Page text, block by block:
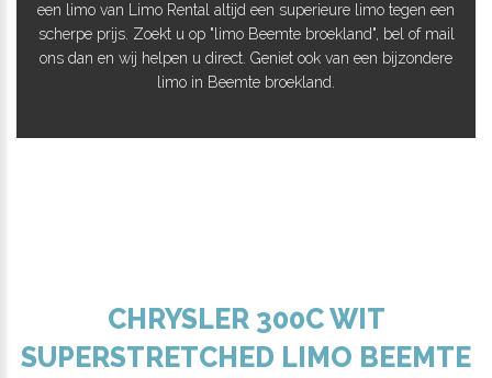
een limo van Limo Rental altijd een superieure limo tegen een
scherpe prijs. Zoekt u op "limo Beemte broekland", bel of mail
ons dan en wij helpen u direct. Geniet ook van een bijzondere
limo in Beemte broekland.
CHRYSLER 300C WIT
SUPERSTRETCHED LIMO BEEMTE